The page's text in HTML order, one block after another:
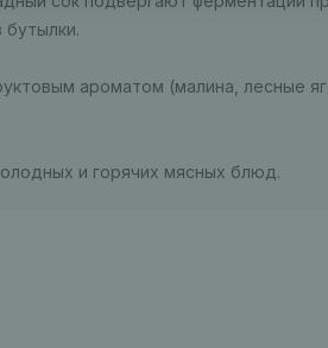
ароматом (малина, лесные
и горячих мясных блюд.